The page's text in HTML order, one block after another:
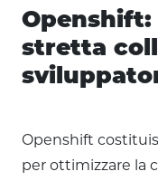
Openshift:
stretta
Openshift
per ottimizzare la